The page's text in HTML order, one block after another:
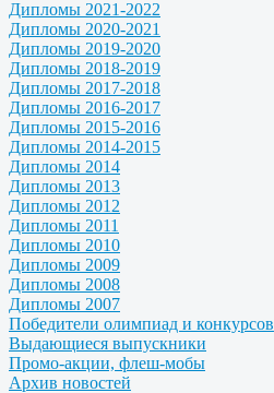
Дипломы 2021-2022
Дипломы 2020-2021
Дипломы 2019-2020
Дипломы 2018-2019
Дипломы 2017-2018
Дипломы 2016-2017
Дипломы 2015-2016
Дипломы 2014-2015
Дипломы 2014
Дипломы 2013
Дипломы 2012
Дипломы 2011
Дипломы 2010
Дипломы 2009
Дипломы 2008
Дипломы 2007
Победители олимпиад и конкурсов
Выдающиеся выпускники
Промо-акции, флеш-мобы
Архив новостей